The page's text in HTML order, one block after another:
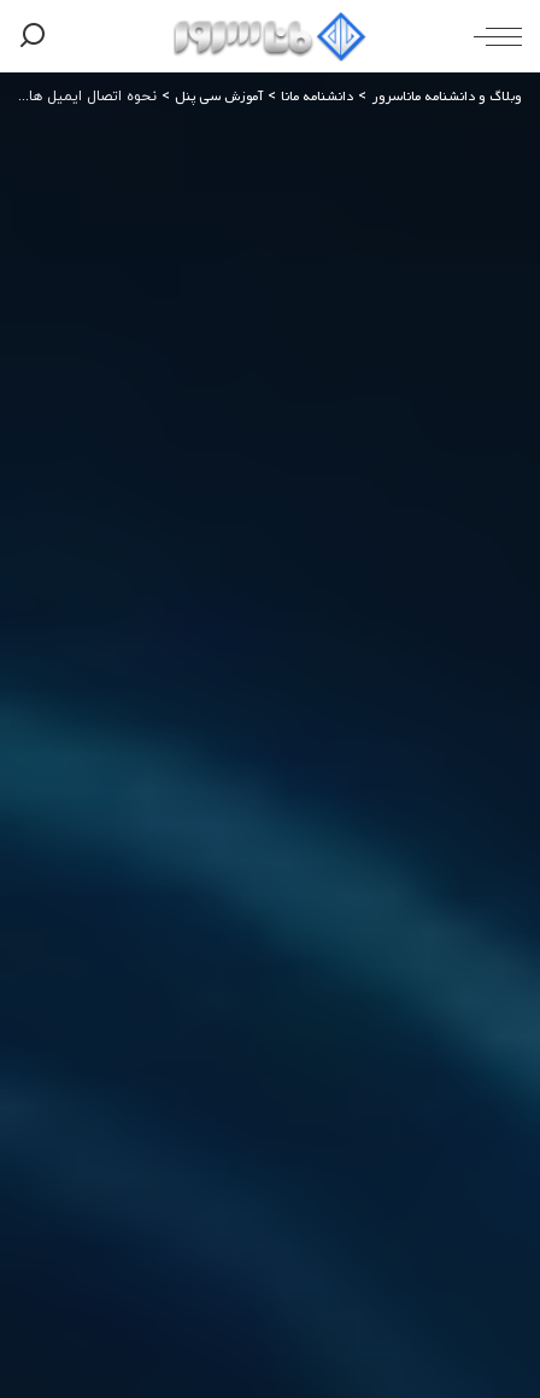
وبلاگ و دانشنامه ماناسرور > دانشنامه مانا >آموزش سی پنل > نحوه اتصال ایمیل هاست سی پنل به outlook